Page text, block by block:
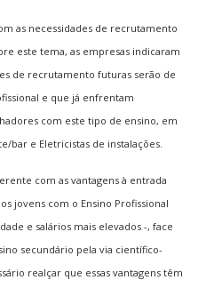
as necessidades de recrutamento
este tema, as empresas indicaram
de recrutamento futuras serão de
e que já enfrentam
com este tipo de ensino, em
bar e Eletricistas de instalações.
com as vantagens à entrada
jovens com o Ensino Profissional
e salários mais elevados -, face
secundário pela via científico-
realçar que essas vantagens têm